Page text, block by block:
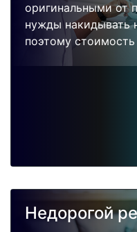
оригинальными от
нужды накидывать
поэтому стоимость
Недорогой